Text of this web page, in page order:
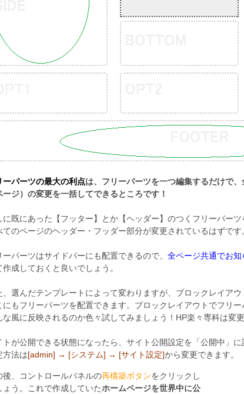
ーパーツの最大の利点は、フリーパーツを一つ編集するだけで
ージ）の変更を一括してできるところです！
に既にあった【フッター】とか【ヘッダー】のつくフリーパー
てのページのヘッダー・フッダー部分が変更されているはずです
ーパーツはサイドバーにも配置できるので、 全ページ共通でお
作成しておくと良いでしょう。
、選んだテンプレートによって変わりますが、ブロックレイア
にもフリーパーツを配置できます。ブロックレイアウトでフリ
な風に反映されるのか色々試してみましょう！HP楽々専科は変
トが公開できる状態になったら、サイト公開設定を「公開中」に
方法は[admin] → [システム] → [サイト設定]から変更できます。
後、コントロールパネルの再構築ボタンをクリックし
ょう。これで作成していたホームページを世界中に公